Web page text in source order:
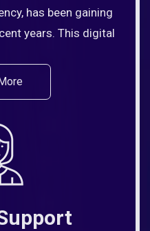
has been gaining
years. This digital